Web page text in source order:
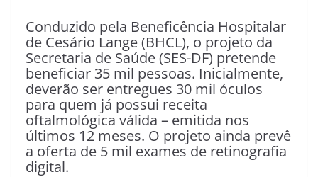
Conduzido pela Beneficência Hospitalar
de Cesário Lange (BHCL), o projeto da
Secretaria de Saúde (SES-DF) pretende
beneficiar 35 mil pessoas. Inicialmente,
deverão ser entregues 30 mil óculos
para quem já possui receita
oftalmológica válida – emitida nos
últimos 12 meses. O projeto ainda prevê
a oferta de 5 mil exames de retinografia
digital.